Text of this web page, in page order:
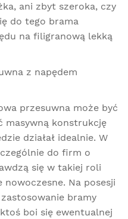
ani zbyt szeroka, czy
do tego brama
na filigranową lekką
z napędem
przesuwna może być
masywną konstrukcję
działał idealnie. W
do firm o
się w takiej roli
Na posesji
bramy
boi się ewentualnej